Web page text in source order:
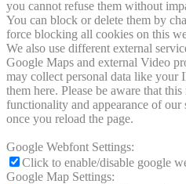
you cannot refuse them without
You can block or delete them by
force blocking all cookies on this
We also use different external
Google Maps and external Video
may collect personal data like your
them here. Please be aware that
functionality and appearance of
once you reload the page.
Google Webfont Settings:
Click to enable/disable google
Google Map Settings: